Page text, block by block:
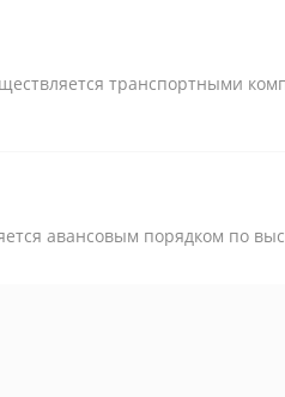
транспортными
авансовым порядком по